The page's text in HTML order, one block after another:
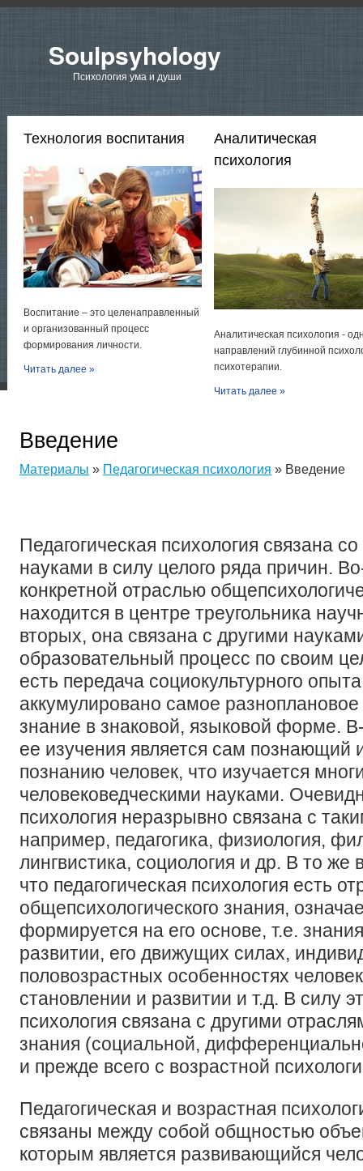
Soulpsyhology
Психология ума и души
Технология воспитания
Воспитание – это целенаправленный
и организованный процесс
формирования личности.
Читать далее »
Аналитическая
психология
Аналитическая психология -
направлений глубинной
психотерапии.
Читать далее »
Введение
Материалы » Педагогическая психология » Введение
Педагогическая психология связана
науками в силу целого ряда причин.
конкретной отраслью
находится в центре треугольника
вторых, она связана с другими
образовательный процесс по своим
есть передача социокультурного
аккумулировано самое
знание в знаковой, языковой форме.
ее изучения является сам познающий
познанию человек, что изучается
человековедческими науками.
психология неразрывно связана с
например, педагогика, физиология,
лингвистика, социология и др. В то же
что педагогическая психология есть
общепсихологического знания,
формируется на его основе, т.е.
развитии, его движущих силах,
половозрастных особенностях
становлении и развитии и т.д. В силу
психология связана с другими
знания (социальной,
и прежде всего с возрастной
Педагогическая и возрастная
связаны между собой общностью
которым является развивающийся